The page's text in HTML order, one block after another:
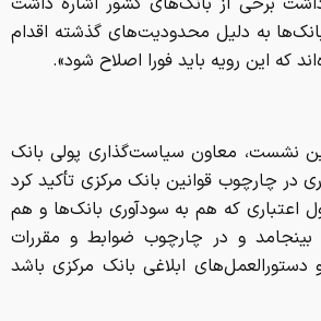
اعتباری که هم به سودآوری بانک‌ها و هم
بینجامد و در چارچوب ضوابط و مقررات
مطلق با ابزارهای تأمین مالی زنجیره
ابزارها کمترین فشار تورمی و بالاترین
آمارهای عملیاتی اشاره کرد و افزود: «در